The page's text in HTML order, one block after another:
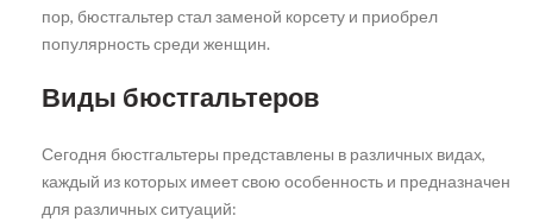
пор, бюстгальтер стал заменой корсету и приобрел
популярность среди женщин.
Виды бюстгальтеров
Сегодня бюстгальтеры представлены в различных видах,
каждый из которых имеет свою особенность и предназначен
для различных ситуаций: